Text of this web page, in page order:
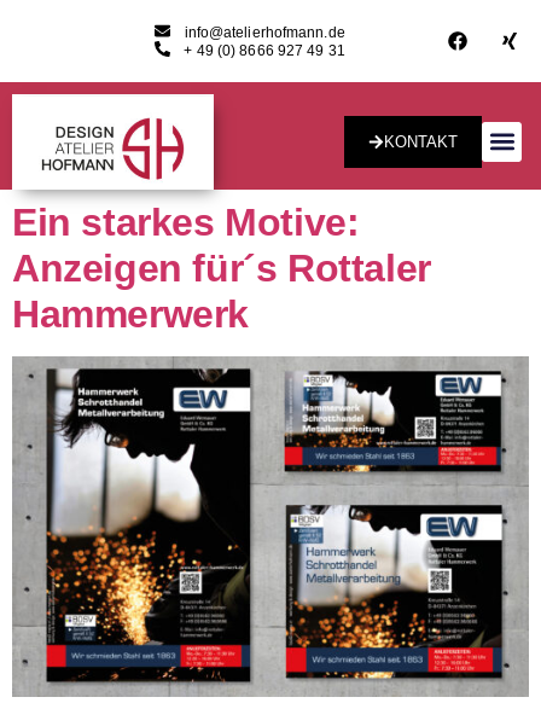
info@atelierhofmann.de
+ 49 (0) 8666 927 49 31
KONTAKT
Ein starkes Motive:
Anzeigen für´s Rottaler
Hammerwerk